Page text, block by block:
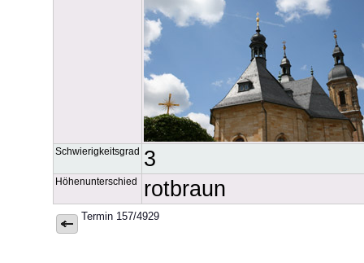
Schwierigkeitsgrad 3
Höhenunterschied rotbraun
Termin 157/4929